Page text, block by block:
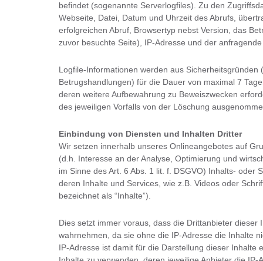
befindet (sogenannte Serverlogfiles). Zu den
Webseite, Datei, Datum und Uhrzeit des Abrufs,
erfolgreichen Abruf, Browsertyp nebst Version, das
zuvor besuchte Seite), IP-Adresse und der
Logfile-Informationen werden aus
Betrugshandlungen) für die Dauer von maximal 7
deren weitere Aufbewahrung zu Beweiszwecken
des jeweiligen Vorfalls von der Löschung
Einbindung von Diensten und Inhalten Dritter
Wir setzen innerhalb unseres Onlineangebotes auf
(d.h. Interesse an der Analyse, Optimierung und
im Sinne des Art. 6 Abs. 1 lit. f. DSGVO) Inhalts- oder
deren Inhalte und Services, wie z.B. Videos oder
bezeichnet als “Inhalte”).
Dies setzt immer voraus, dass die Drittanbieter dieser
wahrnehmen, da sie ohne die IP-Adresse die Inhalte
IP-Adresse ist damit für die Darstellung dieser Inhalte